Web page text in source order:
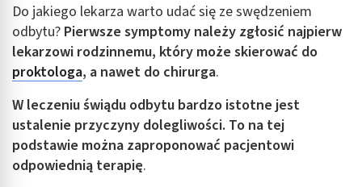
Do jakiego lekarza warto udać się ze swędzeniem
odbytu? Pierwsze symptomy należy zgłosić najpierw
lekarzowi rodzinnemu, który może skierować do
proktologa, a nawet do chirurga.
W leczeniu świądu odbytu bardzo istotne jest
ustalenie przyczyny dolegliwości. To na tej
podstawie można zaproponować pacjentowi
odpowiednią terapię.